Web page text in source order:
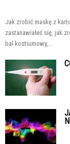
Jak zrobić maskę z
zastanawiałeś się, jak
bal kostiumowy,...